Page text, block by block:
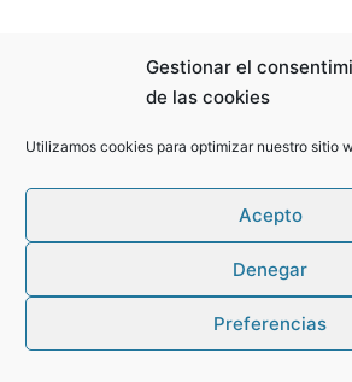
Gestionar el
de las cookies
Utilizamos cookies para optimizar nuestro sitio
Acepto
Denegar
Preferencias
Curso 2024-25
Curso 2025-26